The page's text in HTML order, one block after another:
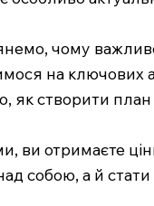
чому
на ключових
як створити план
ви отримаєте
собою, а й